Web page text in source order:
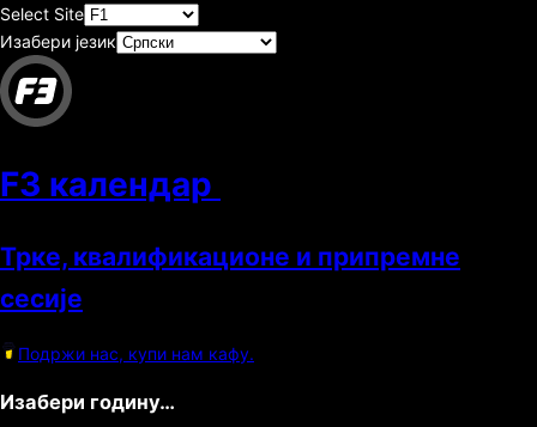
Select Site
Изабери језик
F3 календар
Трке, квалификационе и припремне
сесије
Подржи нас, купи нам кафу.
Изабери годину…